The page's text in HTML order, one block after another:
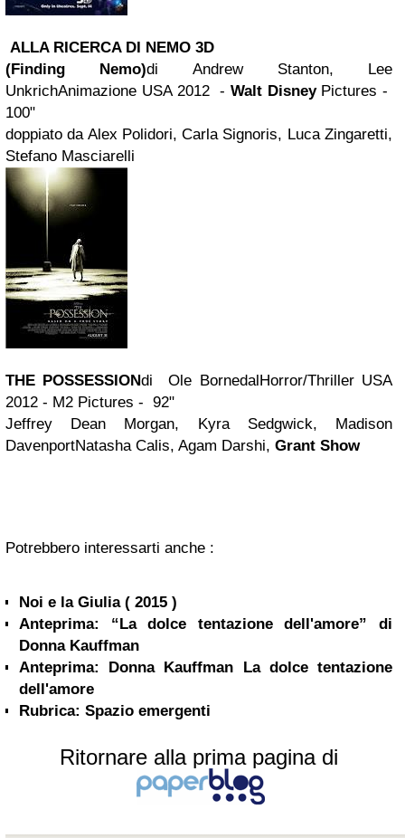
ALLA RICERCA DI NEMO 3D
(Finding Nemo)di Andrew Stanton, Lee
UnkrichAnimazione USA 2012 - Walt DisneyPictures -
100"
doppiato da Alex Polidori, Carla Signoris, Luca Zingaretti,
Stefano Masciarelli
THE POSSESSIONdi Ole BornedalHorror/Thriller USA
2012 - M2 Pictures - 92"
Jeffrey Dean Morgan, Kyra Sedgwick, Madison
DavenportNatasha Calis, Agam Darshi, Grant Show
Potrebbero interessarti anche :
Noi e la Giulia ( 2015 )
Anteprima: “La dolce tentazione dell'amore” di
Donna Kauffman
Anteprima: Donna Kauffman La dolce tentazione
dell'amore
Rubrica: Spazio emergenti
Ritornare alla prima pagina di